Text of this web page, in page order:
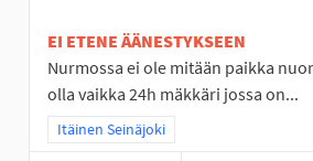
EI ETENE ÄÄNESTYKSEEN
Nurmossa ei ole mitään paikka
olla vaikka 24h mäkkäri jossa on...
Rajaa tulokset teeman mukaan: Itäinen
Itäinen Seinäjoki